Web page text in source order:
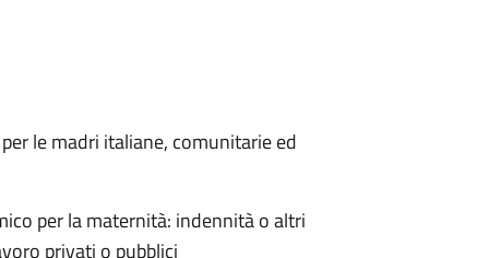
le madri italiane, comunitarie ed
per la maternità: indennità o altri
privati o pubblici